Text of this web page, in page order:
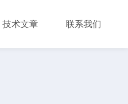
技术文章 联系我们